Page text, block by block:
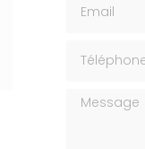
Message